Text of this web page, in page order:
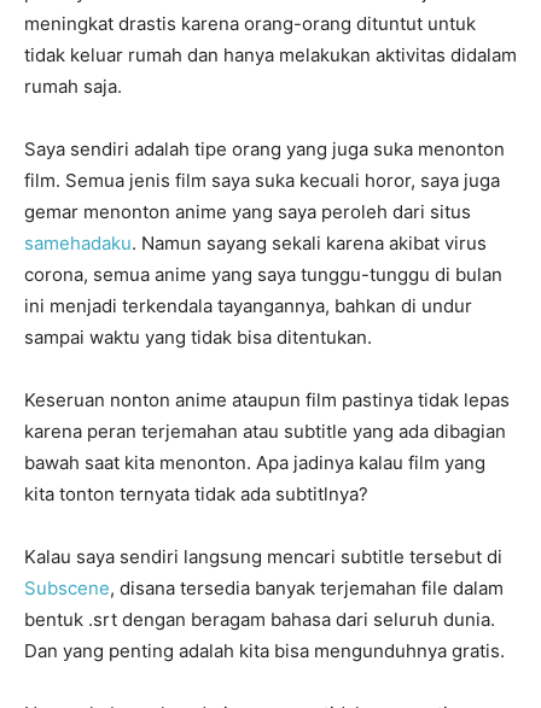
meningkat drastis karena orang-orang dituntut untuk
tidak keluar rumah dan hanya melakukan aktivitas didalam
rumah saja.
Saya sendiri adalah tipe orang yang juga suka menonton
film. Semua jenis film saya suka kecuali horor, saya juga
gemar menonton anime yang saya peroleh dari situs
samehadaku. Namun sayang sekali karena akibat virus
corona, semua anime yang saya tunggu-tunggu di bulan
ini menjadi terkendala tayangannya, bahkan di undur
sampai waktu yang tidak bisa ditentukan.
Keseruan nonton anime ataupun film pastinya tidak lepas
karena peran terjemahan atau subtitle yang ada dibagian
bawah saat kita menonton. Apa jadinya kalau film yang
kita tonton ternyata tidak ada subtitlnya?
Kalau saya sendiri langsung mencari subtitle tersebut di
Subscene, disana tersedia banyak terjemahan file dalam
bentuk .srt dengan beragam bahasa dari seluruh dunia.
Dan yang penting adalah kita bisa mengunduhnya gratis.